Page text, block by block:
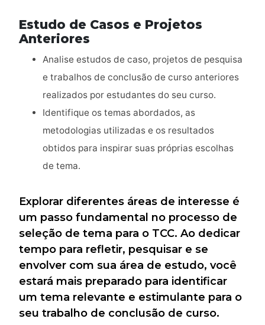
Estudo de Casos e Projetos
Anteriores
Analise estudos de caso, projetos de pesquisa
e trabalhos de conclusão de curso anteriores
realizados por estudantes do seu curso.
Identifique os temas abordados, as
metodologias utilizadas e os resultados
obtidos para inspirar suas próprias escolhas
de tema.
Explorar diferentes áreas de interesse é
um passo fundamental no processo de
seleção de tema para o TCC. Ao dedicar
tempo para refletir, pesquisar e se
envolver com sua área de estudo, você
estará mais preparado para identificar
um tema relevante e estimulante para o
seu trabalho de conclusão de curso.